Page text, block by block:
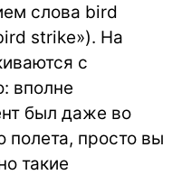
слова bird
strike»). На
с
вполне
был даже во
полета, просто вы
такие